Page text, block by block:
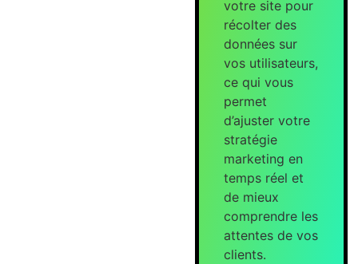
votre site pour
récolter des
données sur
vos utilisateurs,
ce qui vous
permet
d’ajuster votre
stratégie
marketing en
temps réel et
de mieux
comprendre les
attentes de vos
clients.